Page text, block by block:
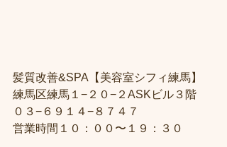
髪質改善&SPA【美容室シフィ練馬】
練馬区練馬１−２０−２ASKビル３階
０３−６９１４−８７４７
営業時間１０：００〜１９：３０